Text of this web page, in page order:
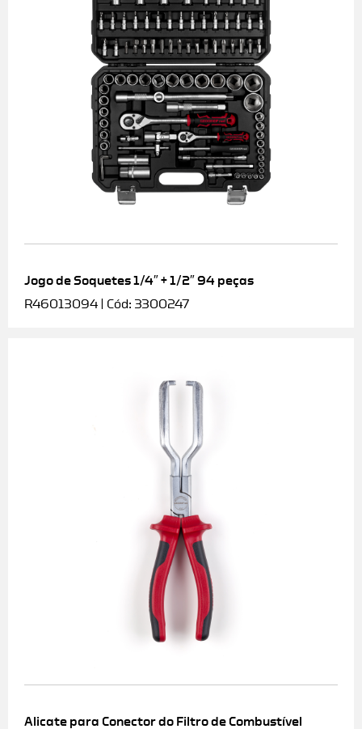
Jogo de Soquetes 1/4″ + 1/2″ 94 peças
R46013094 | Cód: 3300247
Alicate para Conector do Filtro de Combustível